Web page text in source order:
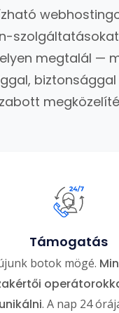
megtalál —
biztonsággal
Támogatás
botok mögé.
. A nap 24